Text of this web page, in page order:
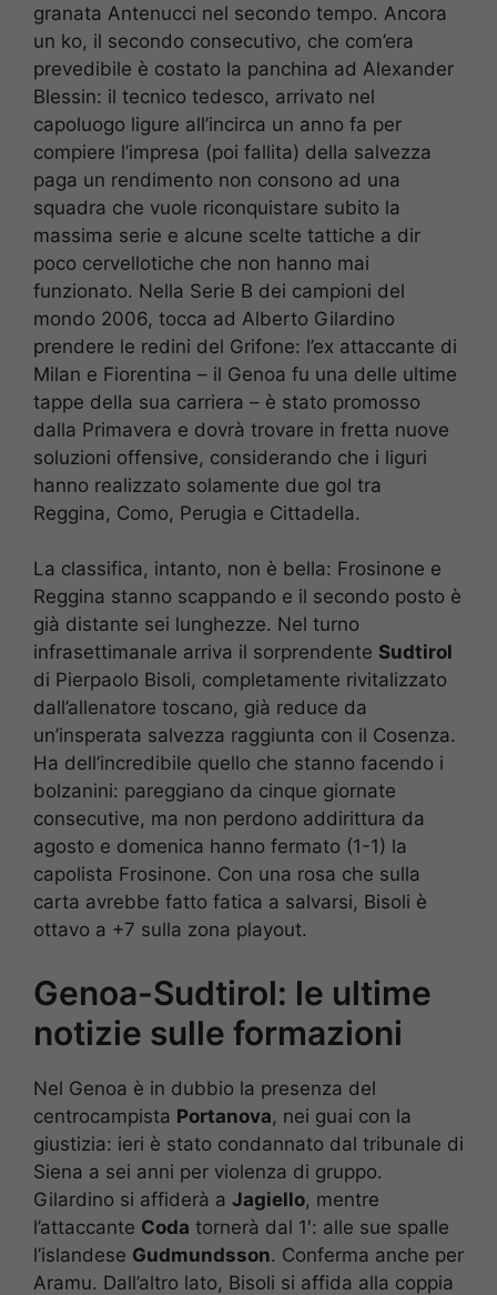
granata Antenucci nel secondo tempo. Ancora
un ko, il secondo consecutivo, che com’era
prevedibile è costato la panchina ad Alexander
Blessin: il tecnico tedesco, arrivato nel
capoluogo ligure all’incirca un anno fa per
compiere l’impresa (poi fallita) della salvezza
paga un rendimento non consono ad una
squadra che vuole riconquistare subito la
massima serie e alcune scelte tattiche a dir
poco cervellotiche che non hanno mai
funzionato. Nella Serie B dei campioni del
mondo 2006, tocca ad Alberto Gilardino
prendere le redini del Grifone: l’ex attaccante di
Milan e Fiorentina – il Genoa fu una delle ultime
tappe della sua carriera – è stato promosso
dalla Primavera e dovrà trovare in fretta nuove
soluzioni offensive, considerando che i liguri
hanno realizzato solamente due gol tra
Reggina, Como, Perugia e Cittadella.
La classifica, intanto, non è bella: Frosinone e
Reggina stanno scappando e il secondo posto è
già distante sei lunghezze. Nel turno
infrasettimanale arriva il sorprendente Sudtirol
di Pierpaolo Bisoli, completamente rivitalizzato
dall’allenatore toscano, già reduce da
un’insperata salvezza raggiunta con il Cosenza.
Ha dell’incredibile quello che stanno facendo i
bolzanini: pareggiano da cinque giornate
consecutive, ma non perdono addirittura da
agosto e domenica hanno fermato (1-1) la
capolista Frosinone. Con una rosa che sulla
carta avrebbe fatto fatica a salvarsi, Bisoli è
ottavo a +7 sulla zona playout.
Genoa-Sudtirol: le ultime
notizie sulle formazioni
Nel Genoa è in dubbio la presenza del
centrocampista Portanova, nei guai con la
giustizia: ieri è stato condannato dal tribunale di
Siena a sei anni per violenza di gruppo.
Gilardino si affiderà a Jagiello, mentre
l’attaccante Coda tornerà dal 1′: alle sue spalle
l’islandese Gudmundsson. Conferma anche per
Aramu. Dall’altro lato, Bisoli si affida alla coppia